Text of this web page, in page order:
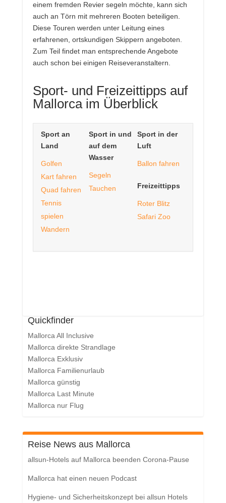
einem fremden Revier segeln möchte, kann sich
auch an Törn mit mehreren Booten beteiligen.
Diese Touren werden unter Leitung eines
erfahrenen, ortskundigen Skippern angeboten.
Zum Teil findet man entsprechende Angebote
auch schon bei einigen Reiseveranstaltern.
Sport- und Freizeittipps auf
Mallorca im Überblick
Sport an
Land
Golfen
Kart fahren
Quad fahren
Tennis
spielen
Wandern
Sport in und
auf dem
Wasser
Segeln
Tauchen
Sport in der
Luft
Ballon fahren
Freizeittipps
Roter Blitz
Safari Zoo
Quickfinder
Mallorca All Inclusive
Mallorca direkte Strandlage
Mallorca Exklusiv
Mallorca Familienurlaub
Mallorca günstig
Mallorca Last Minute
Mallorca nur Flug
Reise News aus Mallorca
allsun-Hotels auf Mallorca beenden Corona-Pause
Mallorca hat einen neuen Podcast
Hygiene- und Sicherheitskonzept bei allsun Hotels